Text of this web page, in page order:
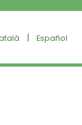
| Español